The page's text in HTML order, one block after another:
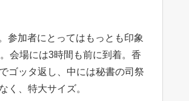
参加者にとってはもっとも印象
会場には3時間も前に到着。香
ゴッタ返し、中には秘書の司祭
く、特大サイズ。